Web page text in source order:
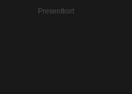
Presentkort